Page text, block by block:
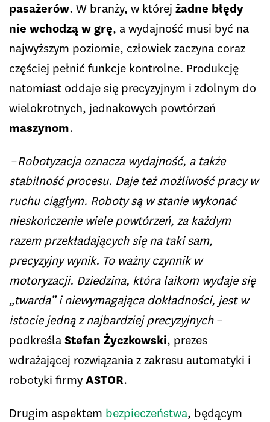
pasażerów. W branży, w której żadne błędy
nie wchodzą w grę, a wydajność musi być na
najwyższym poziomie, człowiek zaczyna coraz
częściej pełnić funkcje kontrolne. Produkcję
natomiast oddaje się precyzyjnym i zdolnym do
wielokrotnych, jednakowych powtórzeń
maszynom.
–Robotyzacja oznacza wydajność, a także
stabilność procesu. Daje też możliwość pracy w
ruchu ciągłym. Roboty są w stanie wykonać
nieskończenie wiele powtórzeń, za każdym
razem przekładających się na taki sam,
precyzyjny wynik. To ważny czynnik w
motoryzacji. Dziedzina, która laikom wydaje się
„twarda” i niewymagająca dokładności, jest w
istocie jedną z najbardziej precyzyjnych–
podkreślaStefan Życzkowski, prezes
wdrażającej rozwiązania z zakresu automatyki i
robotyki firmyASTOR.
Drugim aspektem bezpieczeństwa, będącym